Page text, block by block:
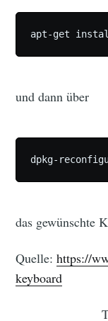
und dann über
das gewünschte
Quelle:https://
keyboard